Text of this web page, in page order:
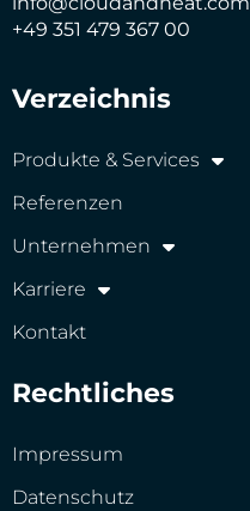
+49 351 479 367 00
Verzeichnis
Produkte & Services
Referenzen
Unternehmen
Karriere
Kontakt
Rechtliches
Impressum
Datenschutz